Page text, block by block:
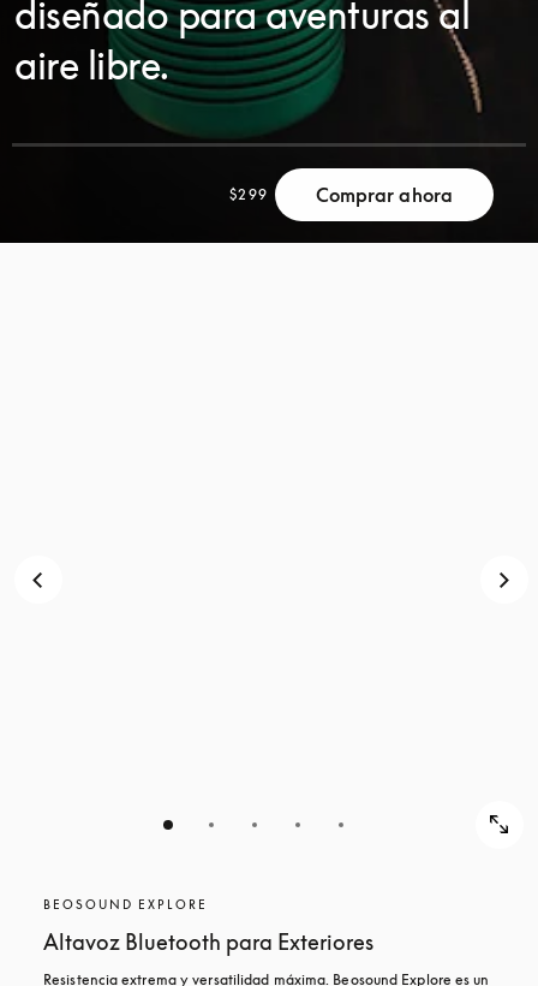
diseñado para aventuras al
aire libre.
$299 Comprar ahora
BEOSOUND EXPLORE
Altavoz Bluetooth para Exteriores
Resistencia extrema y versatilidad máxima. Beosound Explore es un